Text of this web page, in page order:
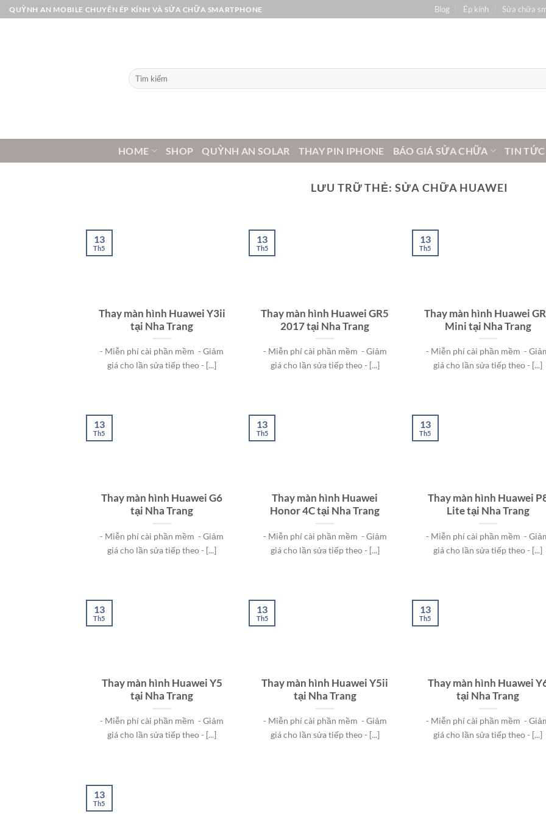
Bỏ
qua
QUỲNH AN MOBILE CHUYÊN ÉP KÍNH VÀ SỬA CHỮA SMARTPHONE Blog Ép kính Sửa chữa
Tìm
kiếm:
HOME SHOP QUỲNH AN SOLAR THAY PIN IPHONE BÁO GIÁ SỬA CHỮA TIN TỨC
LƯU TRỮ THẺ:SỬA CHỮA HUAWEI
Thay màn hình Huawei Y3ii
tại Nha Trang
- Miễn phí cài phần mềm - Giảm
giá cho lần sửa tiếp theo - [...]
13
Th5
Thay màn hình Huawei GR5
2017 tại Nha Trang
- Miễn phí cài phần mềm - Giảm
giá cho lần sửa tiếp theo - [...]
13
Th5
Thay màn hình Huawei
Mini tại Nha Trang
- Miễn phí cài phần mềm -
giá cho lần sửa tiếp theo - [...]
13
Th5
Thay màn hình Huawei G6
tại Nha Trang
- Miễn phí cài phần mềm - Giảm
giá cho lần sửa tiếp theo - [...]
13
Th5
Thay màn hình Huawei
Honor 4C tại Nha Trang
- Miễn phí cài phần mềm - Giảm
giá cho lần sửa tiếp theo - [...]
13
Th5
Thay màn hình Huawei
Lite tại Nha Trang
- Miễn phí cài phần mềm -
giá cho lần sửa tiếp theo - [...]
13
Th5
Thay màn hình Huawei Y5
tại Nha Trang
- Miễn phí cài phần mềm - Giảm
giá cho lần sửa tiếp theo - [...]
13
Th5
Thay màn hình Huawei Y5ii
tại Nha Trang
- Miễn phí cài phần mềm - Giảm
giá cho lần sửa tiếp theo - [...]
13
Th5
Thay màn hình Huawei
tại Nha Trang
- Miễn phí cài phần mềm -
giá cho lần sửa tiếp theo - [...]
13
Th5
13
Th5